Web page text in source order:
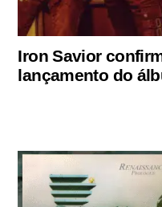
Iron Savior
lançamento do